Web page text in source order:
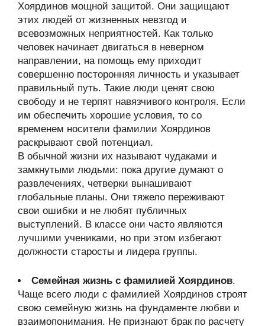
Хоярдинов мощной защитой. Они защищают
этих людей от жизненных невзгод и
всевозможных неприятностей. Как только
человек начинает двигаться в неверном
направлении, на помощь ему приходит
совершенно посторонняя личность и указывает
правильный путь. Такие люди ценят свою
свободу и не терпят навязчивого контроля. Если
им обеспечить хорошие условия, то со
временем носители фамилии Хоярдинов
раскрывают свой потенциал.
В обычной жизни их называют чудаками и
замкнутыми людьми: пока другие думают о
развлечениях, четверки вынашивают
глобальные планы. Они тяжело переживают
свои ошибки и не любят публичных
выступлений. В классе они часто являются
лучшими учениками, но при этом избегают
должности старосты и лидера группы.
Семейная жизнь с фамилией Хоярдинов.
Чаще всего люди с фамилией Хоярдинов строят
свою семейную жизнь на фундаменте любви и
взаимопонимания. Не признают брак по расчету